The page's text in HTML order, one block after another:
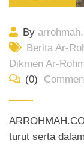
By
Berita Ar-
Dikmen Ar-
(0)
turut serta